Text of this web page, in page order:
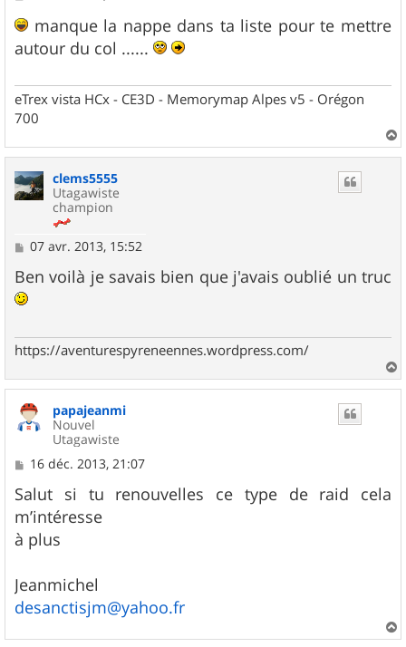
s
a
manque la nappe dans ta liste pour te mettre
autour du col ......
eTrex vista HCx - CE3D - Memorymap Alpes v5 - Orégon
700
a
clems5555
Utagawiste
champion
M
s
s
a
07 avr. 2013, 15:52
Ben voilà je savais bien que j'avais oublié un truc
https://aventurespyreneennes.wordpress.com/
a
papajeanmi
Nouvel
Utagawiste
M
s
s
a
g
e
16 déc. 2013, 21:07
Salut si tu renouvelles ce type de raid cela
m’intéresse
à plus
Jeanmichel
desanctisjm@yahoo.fr
a